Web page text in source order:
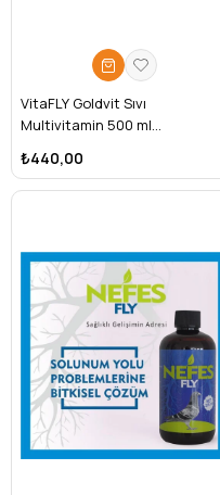
VitaFLY Goldvit Sıvı
Multivitamin 500 ml
₺440,00